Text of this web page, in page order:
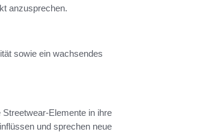
anzusprechen.
sowie ein wachsendes
Elemente in ihre
und sprechen neue